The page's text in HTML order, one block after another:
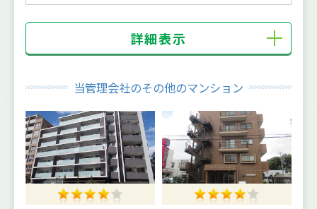
詳細表示
当管理会社のその他のマンション